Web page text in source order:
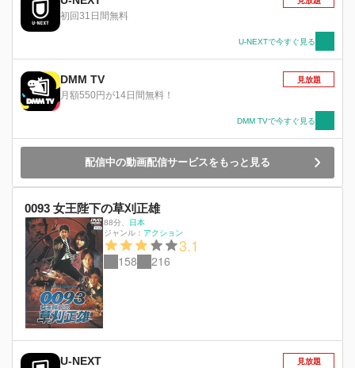
メディ。
初回31日間無料
U-NEXTで今すぐ見る
DMM TV
月額550円が14日間無料！
見放題
DMM TVで今すぐ見る
配信中の動画配信サービスをもっと見る
0093 女王陛下の草刈正雄
88分
日本
ジャンル： アクション
3.1
158 216
U-NEXT 見放題